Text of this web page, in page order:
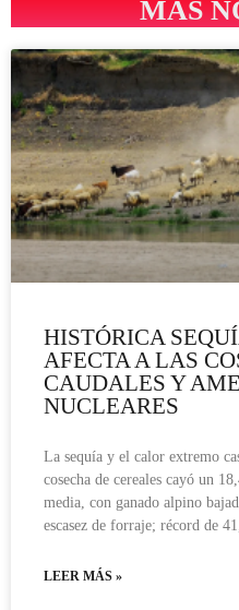
MÁS
HISTÓRICA
AFECTA A LAS
CAUDALES Y
NUCLEARES
La sequía y el calor extremo
cosecha de cereales cayó un
media, con ganado alpino
escasez de forraje; récord de
LEER MÁS »